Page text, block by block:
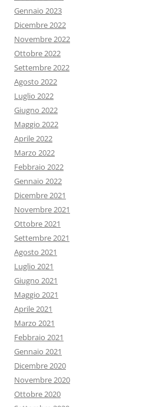
Gennaio 2023
Dicembre 2022
Novembre 2022
Ottobre 2022
Settembre 2022
Agosto 2022
Luglio 2022
Giugno 2022
Maggio 2022
Aprile 2022
Marzo 2022
Febbraio 2022
Gennaio 2022
Dicembre 2021
Novembre 2021
Ottobre 2021
Settembre 2021
Agosto 2021
Luglio 2021
Giugno 2021
Maggio 2021
Aprile 2021
Marzo 2021
Febbraio 2021
Gennaio 2021
Dicembre 2020
Novembre 2020
Ottobre 2020